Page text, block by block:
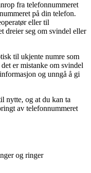
fra telefonnummeret
på din telefon.
eller til
dreier seg om svindel eller
til ukjente numre som
er mistanke om svindel
og unngå å gi
nytte, og at du kan ta
av telefonnummeret
og ringer